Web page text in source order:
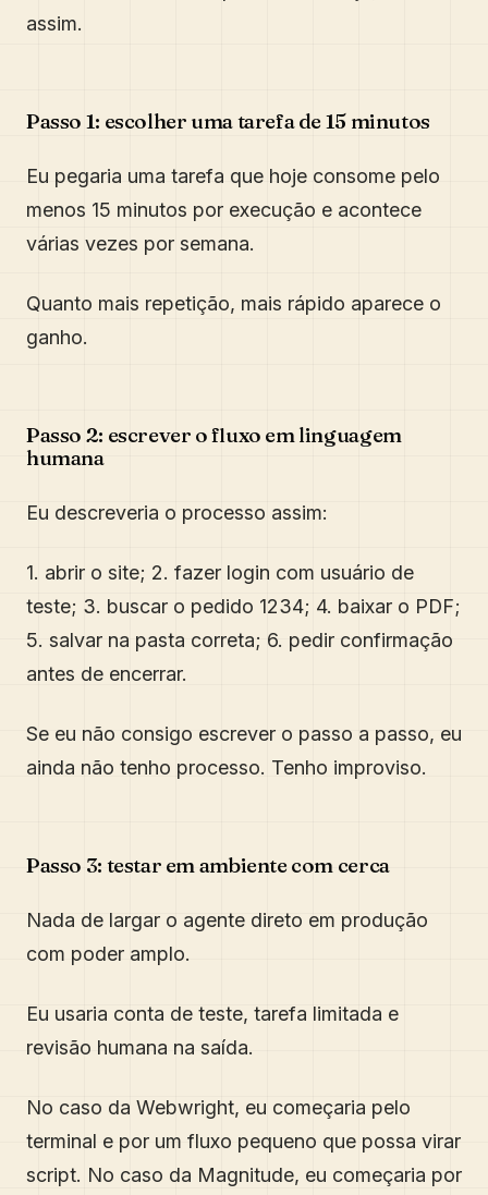
assim.
Passo 1: escolher uma tarefa de 15 minutos
Eu pegaria uma tarefa que hoje consome pelo
menos 15 minutos por execução e acontece
várias vezes por semana.
Quanto mais repetição, mais rápido aparece o
ganho.
Passo 2: escrever o fluxo em linguagem
humana
Eu descreveria o processo assim:
1. abrir o site; 2. fazer login com usuário de
teste; 3. buscar o pedido 1234; 4. baixar o PDF;
5. salvar na pasta correta; 6. pedir confirmação
antes de encerrar.
Se eu não consigo escrever o passo a passo, eu
ainda não tenho processo. Tenho improviso.
Passo 3: testar em ambiente com cerca
Nada de largar o agente direto em produção
com poder amplo.
Eu usaria conta de teste, tarefa limitada e
revisão humana na saída.
No caso da Webwright, eu começaria pelo
terminal e por um fluxo pequeno que possa virar
script. No caso da Magnitude, eu começaria por